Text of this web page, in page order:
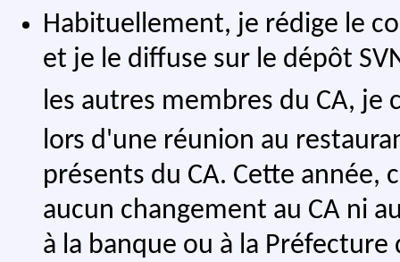
Habituellement, je rédige le
et je le diffuse sur le dépôt
les autres membres du CA, je
lors d'une réunion au
présents du CA. Cette année,
aucun changement au CA ni
à la banque ou à la